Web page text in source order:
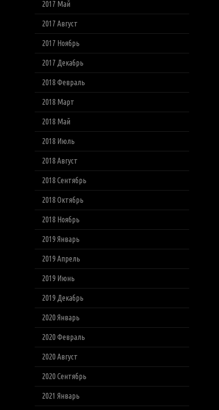
2017 Май
2017 Август
2017 Ноябрь
2017 Декабрь
2018 Февраль
2018 Март
2018 Май
2018 Июль
2018 Август
2018 Сентябрь
2018 Октябрь
2018 Ноябрь
2019 Январь
2019 Апрель
2019 Июнь
2019 Декабрь
2020 Январь
2020 Февраль
2020 Август
2020 Сентябрь
2021 Январь